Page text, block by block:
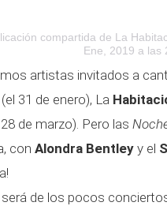
compartida de La
Ene, 2019 a las
artistas invitados a
(el 31 de enero), La
de marzo). Pero las
con Alondra Bentley y el
de los pocos